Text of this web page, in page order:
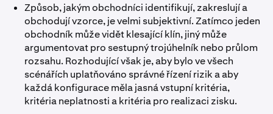
Způsob, jakým obchodníci identifikují, zakreslují a
obchodují vzorce, je velmi subjektivní. Zatímco jeden
obchodník může vidět klesající klín, jiný může
argumentovat pro sestupný trojúhelník nebo průlom
rozsahu. Rozhodující však je, aby bylo ve všech
scénářích uplatňováno správné řízení rizik a aby
každá konfigurace měla jasná vstupní kritéria,
kritéria neplatnosti a kritéria pro realizaci zisku.